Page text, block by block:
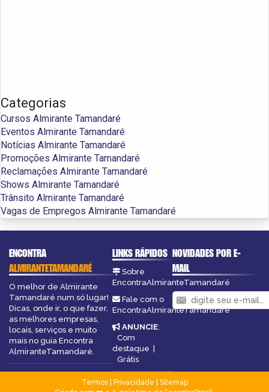
Categorias
Cursos Almirante Tamandaré
Eventos Almirante Tamandaré
Notícias Almirante Tamandaré
Promoções Almirante Tamandaré
Reclamações Almirante Tamandaré
Shows Almirante Tamandaré
Trânsito Almirante Tamandaré
Vagas de Empregos Almirante Tamandaré
ENCONTRA
ALMIRANTETAMANDARÉ
O melhor de Almirante
Tamandaré num só lugar!
Dicas, onde ir, o que fazer,
as melhores empresas,
locais, serviços e muito
mais no guia Encontra
AlmiranteTamandaré.
LINKS RÁPIDOS
Sobre
EncontraAlmiranteTamandaré
Fale com o
EncontraAlmiranteTamandaré
ANUNCIE:
Com
destaque |
Grátis
NOVIDADES POR E-
MAIL
Termos| Privacidade
Sitemap